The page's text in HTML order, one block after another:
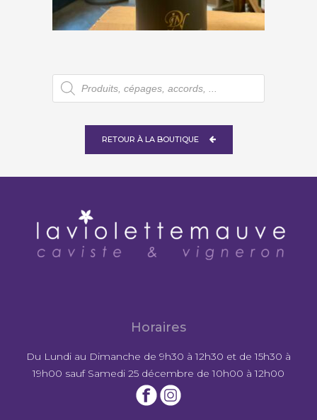
42,50
Recherche
de
produits
RETOUR À LA BOUTIQUE
Horaires
Du Lundi au Dimanche de 9h30 à 12h30 et de 15h30 à
19h00 sauf Samedi 25 décembre de 10h00 à 12h00